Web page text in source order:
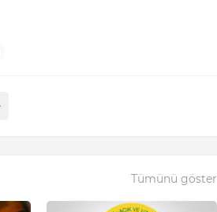
Tümünü göster